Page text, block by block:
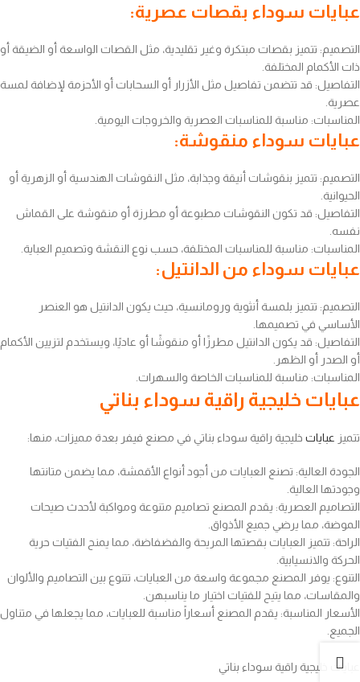
عبايات سوداء بقصات عصرية:
التصميم: تتميز بقصات مبتكرة وغير تقليدية، مثل القصات الواسعة أو الضيقة أو
ذات الأكمام المختلفة.
التفاصيل: قد تتضمن تفاصيل مثل الأزرار أو السحابات أو الأحزمة لإضافة لمسة
عصرية.
المناسبات: مناسبة للمناسبات العصرية والخروجات اليومية.
عبايات سوداء منقوشة:
التصميم: تتميز بنقوشات أنيقة وجذابة، مثل النقوشات الهندسية أو الزهرية أو
الحيوانية.
التفاصيل: قد تكون النقوشات مطبوعة أو مطرزة أو منقوشة على القماش
نفسه.
المناسبات: مناسبة للمناسبات المختلفة، حسب نوع النقشة وتصميم العباية.
عبايات سوداء من الدانتيل:
التصميم: تتميز بلمسة أنثوية ورومانسية، حيث يكون الدانتيل هو العنصر
الأساسي في تصميمها.
التفاصيل: قد يكون الدانتيل مطرزًا أو منقوشًا أو عاديًا، ويستخدم لتزيين الأكمام
أو الصدر أو الظهر.
المناسبات: مناسبة للمناسبات الخاصة والسهرات.
عبايات خليجية راقية سوداء بناتي
تتميز عبايات خليجية راقية سوداء بناتي في مصنع فيفر بعدة مميزات، منها:
الجودة العالية: تصنع العبايات من أجود أنواع الأقمشة، مما يضمن متانتها
وجودتها العالية.
التصاميم العصرية: يقدم المصنع تصاميم متنوعة ومواكبة لأحدث صيحات
الموضة، مما يرضي جميع الأذواق.
الراحة: تتميز العبايات بقصتها المريحة والفضفاضة، مما يمنح الفتيات حرية
الحركة والانسيابية.
التنوع: يوفر المصنع مجموعة واسعة من العبايات، تتنوع بين التصاميم والألوان
والمقاسات، مما يتيح للفتيات اختيار ما يناسبهن.
الأسعار المناسبة: يقدم المصنع أسعاراً مناسبة للعبايات، مما يجعلها في متناول
الجميع.
عبايات خليجية راقية سوداء بناتي